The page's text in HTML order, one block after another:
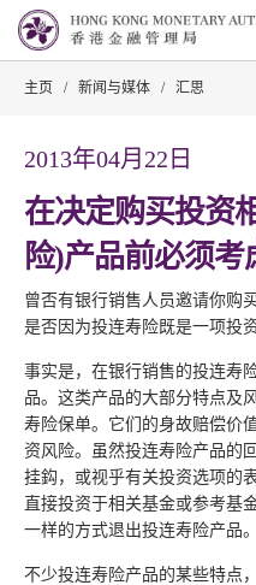
主页 / 新闻与媒体 / 汇思
2013年04月22日
在决定购买投资
险)产品前必须考
曾否有银行销售人员邀请你购
是否因为投连寿险既是一项投
事实是，在银行销售的投连寿
品。这类产品的大部分特点及
寿险保单。它们的身故赔偿价
资风险。虽然投连寿险产品的
挂鈎，或视乎有关投资选项的
直接投资于相关基金或参考基
一样的方式退出投连寿险产品。
不少投连寿险产品的某些特点